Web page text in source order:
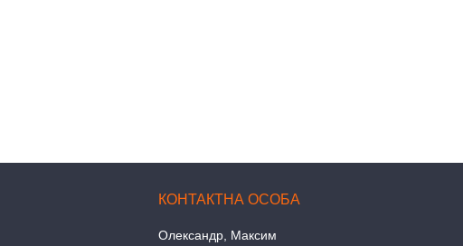
Олександр, Максим